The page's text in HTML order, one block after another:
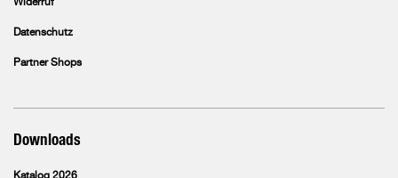
Widerruf
Datenschutz
Partner Shops
Downloads